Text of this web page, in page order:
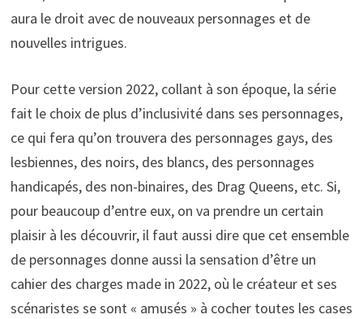
aura le droit avec de nouveaux personnages et de
nouvelles intrigues.
Pour cette version 2022, collant à son époque, la série
fait le choix de plus d’inclusivité dans ses personnages,
ce qui fera qu’on trouvera des personnages gays, des
lesbiennes, des noirs, des blancs, des personnages
handicapés, des non-binaires, des Drag Queens, etc. Si,
pour beaucoup d’entre eux, on va prendre un certain
plaisir à les découvrir, il faut aussi dire que cet ensemble
de personnages donne aussi la sensation d’être un
cahier des charges made in 2022, où le créateur et ses
scénaristes se sont « amusés » à cocher toutes les cases